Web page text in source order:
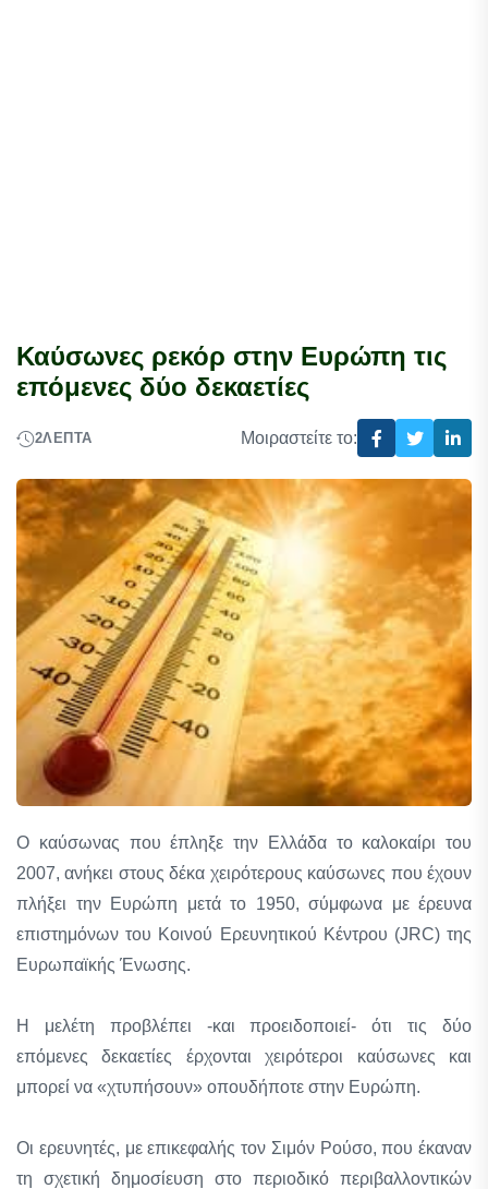
Καύσωνες ρεκόρ στην Ευρώπη τις
επόμενες δύο δεκαετίες
2ΛΕΠΤΆ Μοιραστείτε το:
Ο καύσωνας που έπληξε την Ελλάδα το καλοκαίρι του
2007, ανήκει στους δέκα χειρότερους καύσωνες που έχουν
πλήξει την Ευρώπη μετά το 1950, σύμφωνα με έρευνα
επιστημόνων του Κοινού Ερευνητικού Κέντρου (JRC) της
Ευρωπαϊκής Ένωσης.
Η μελέτη προβλέπει -και προειδοποιεί- ότι τις δύο
επόμενες δεκαετίες έρχονται χειρότεροι καύσωνες και
μπορεί να «χτυπήσουν» οπουδήποτε στην Ευρώπη.
Οι ερευνητές, με επικεφαλής τον Σιμόν Ρούσο, που έκαναν
τη σχετική δημοσίευση στο περιοδικό περιβαλλοντικών